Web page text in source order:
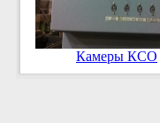
Камеры КСО